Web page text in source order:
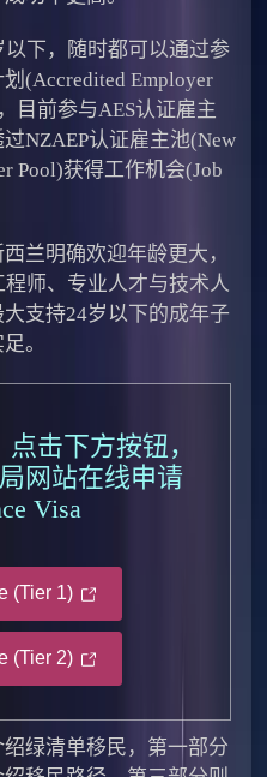
下，随时都可以通过参
(Accredited Employer
目前参与AES认证雇主
NZAEP认证雇主池(New
Pool)获得工作机会(Job
兰明确欢迎年龄更大，
师、专业人才与技术人
支持24岁以下的成年子
。
点击下方按钮，
网站在线申请
Visa
(Tier 1)
(Tier 2)
绿清单移民，第一部分